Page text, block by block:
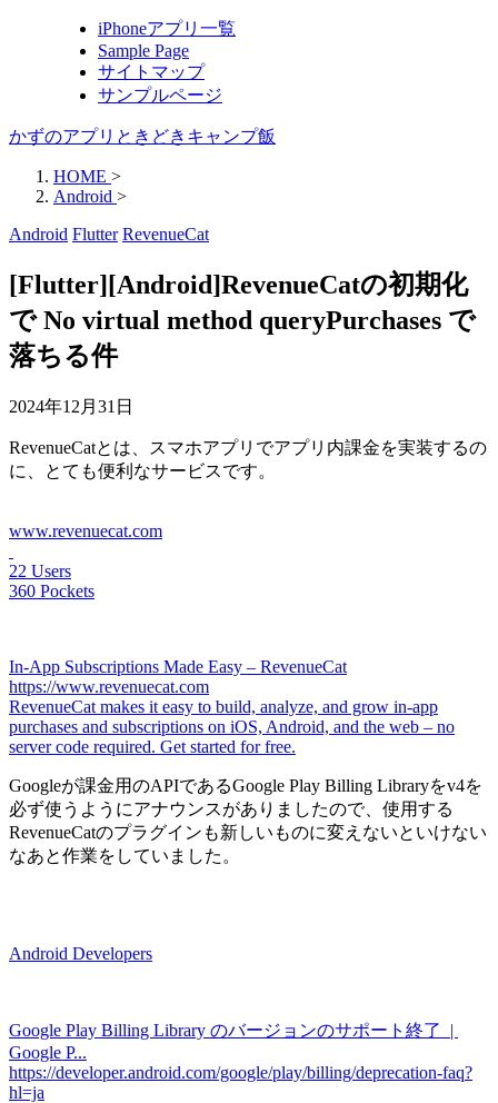
iPhoneアプリ一覧
Sample Page
サイトマップ
サンプルページ
かずのアプリときどきキャンプ飯
HOME >
Android >
Android Flutter RevenueCat
[Flutter][Android]RevenueCatの初期化
で No virtual method queryPurchases で
落ちる件
2024年12月31日
RevenueCatとは、スマホアプリでアプリ内課金を実装するの
に、とても便利なサービスです。
www.revenuecat.com
22 Users
360 Pockets
In-App Subscriptions Made Easy – RevenueCat
https://www.revenuecat.com
RevenueCat makes it easy to build, analyze, and grow in-app
purchases and subscriptions on iOS, Android, and the web – no
server code required. Get started for free.
Googleが課金用のAPIであるGoogle Play Billing Libraryをv4を
必ず使うようにアナウンスがありましたので、使用する
RevenueCatのプラグインも新しいものに変えないといけない
なあと作業をしていました。
Android Developers
Google Play Billing Library のバージョンのサポート終了 |
Google P...
https://developer.android.com/google/play/billing/deprecation-faq?
hl=ja